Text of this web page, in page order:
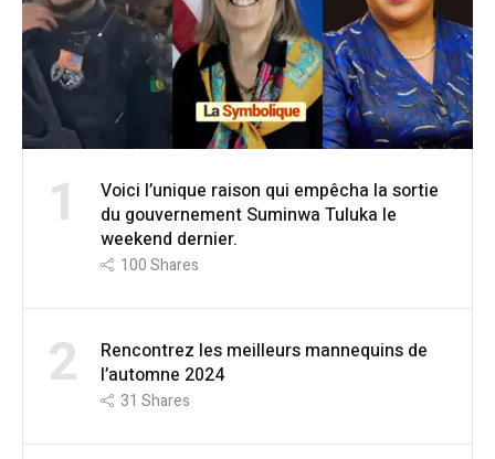
1
Voici l’unique raison qui empêcha la sortie
du gouvernement Suminwa Tuluka le
weekend dernier.
100Shares
2
Rencontrez les meilleurs mannequins de
l’automne 2024
31 Shares